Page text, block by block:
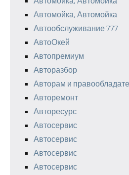
Автомойка, Автомойка
Автообслуживание 777
АвтоОкей
Автопремиум
Авторазбор
Авторам и
Авторемонт
Авторесурс
Автосервис
Автосервис
Автосервис
Автосервис